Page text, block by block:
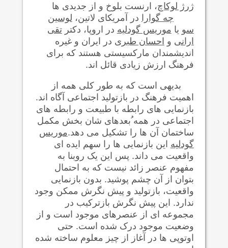
ژرژ لوکاچ، ارنست بلوخ و از جديدی ها
چه گوارا در آمريکای لاتين، لوسين
سو یا موریس گودلیه در اروپا، دکترتقی
ارانی و احسان طبری در ایران و غیره
اندیشمندان مارکسیستی هستند که برای
فرهنگ ارزش زیادی قائل اند.
بدیهی است که به طور کلی همه از
اهمیت فرهنگ در بازتولید اجتماعی آگاه اند.
بازنمایی های رابطه با طبیعت و رابطه های
اجتماعی در همه ُبعدهای شان بخش مکمل
ساختمان آن ها را تشکیل می دهد.موريس
گودلیه این بازنمایی ها را سهم ایده ای
واقعیت می داند. پس این یک روبنا به
مفهوم عنصر زائد نیست که به احتمال
بتوان از آن چشم پوشید. بدون بازنمایی
واقعيت، بازتولید و پيش نگرش ممکن وجود
ندارد. این پيش نگرش بازترکيب در
مجموعه ای از عنصرهای موجود است و از
وضعیت موجود درک شده است. حتی
اوتوپی ها در آغاز از چیز معلوم ساخته شده